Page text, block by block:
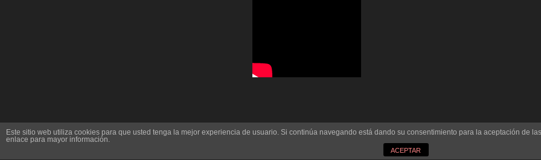
Este sitio web utiliza cookies para que usted tenga la mejor experiencia de usuario. Si continúa navegando está dando su consentimiento para la aceptación de
enlace para mayor información.
ACEPTAR